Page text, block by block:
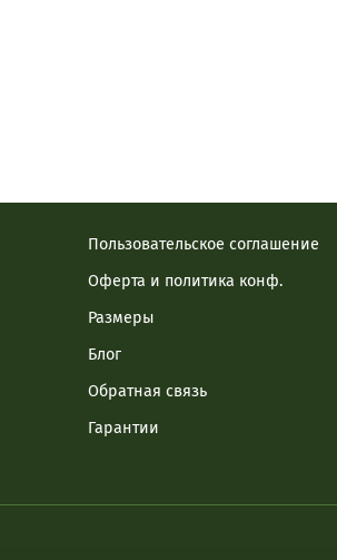
Пользовательское соглашение
Оферта и политика конф.
Размеры
Блог
Обратная связь
Гарантии